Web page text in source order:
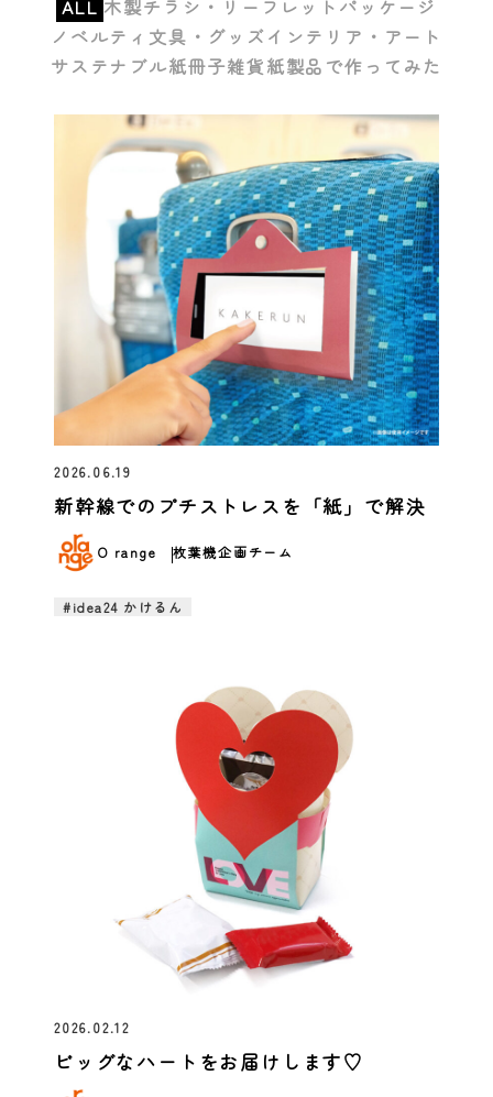
ALL 木製チラシ・リーフレット パッケージ
ノベルティ 文具・グッズ インテリア・アート
サステナブル紙冊子雑貨紙製品で作ってみた
2026.06.19
新幹線でのプチストレスを「紙」で解決
O range 枚葉機企画チーム
#idea24 かけるん
2026.02.12
ビッグなハートをお届けします♡